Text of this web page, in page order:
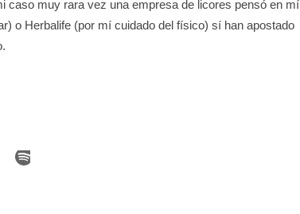
caso muy rara vez una empresa de licores pensó en mí
o Herbalife (por mí cuidado del físico) sí han apostado